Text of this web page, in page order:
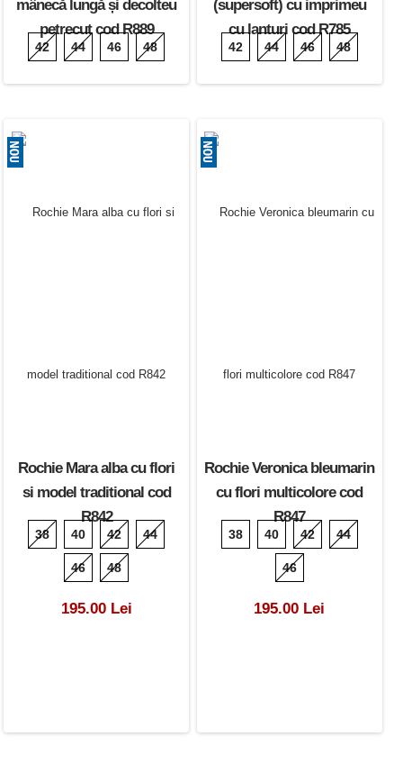
mânecă lungă și decolteu
petrecut cod R889
42 44 46 48
(supersoft) cu imprimeu
cu lanturi cod R785
42 44 46 48
Rochie Mara alba cu flori
si model traditional cod
R842
38 40 42 44
46 48
195.00 Lei
Rochie Veronica bleumarin
cu flori multicolore cod
R847
38 40 42 44
46
195.00 Lei